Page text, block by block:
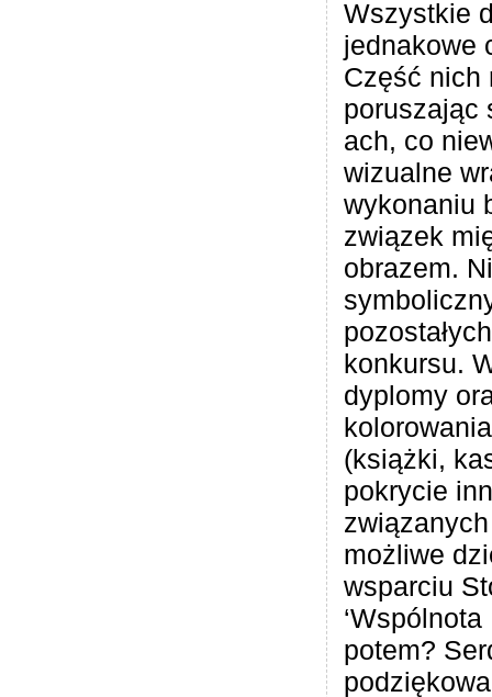
Wszystkie
jednakowe
Część nich
poruszając
ach, co
wizualne
wykonaniu
związek
obrazem.
konkursu.
dyplomy
(książki,
pokrycie
możliwe
wsparciu
potem?